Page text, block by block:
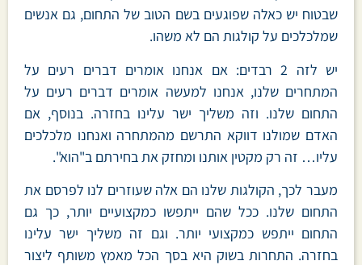
שבטוח יש כאלה שפוגעים בשם הטוב של התחום, גם אנשים
שמלכלכים על קולגות הם לא משהו.
יש לזה 2 רבדים: אם אנחנו אומרים דברים רעים על
המתחרים שלנו, אנחנו למעשה אומרים דברים רעים על
התחום שלנו. וזה משליך ישר עלינו בחזרה. בנוסף, אם
האדם שמולנו דווקא התרשם מהמתחרה ואנחנו מלכלכים
עליו… זה רק מקטין אותנו ומחזק את בחירתם ב"הוא".
מעבר לכך, הקולגות שלנו הם אלה שעוזרים לנו לפרסם את
התחום שלנו. ככל שהם ייתפשו כמקצועיים יותר, כך גם
התחום ייתפש כמקצועי יותר. וגם זה משליך ישר עלינו
בחזרה. התחרות בשוק היא בסך הכל מאמץ משותף ליצור